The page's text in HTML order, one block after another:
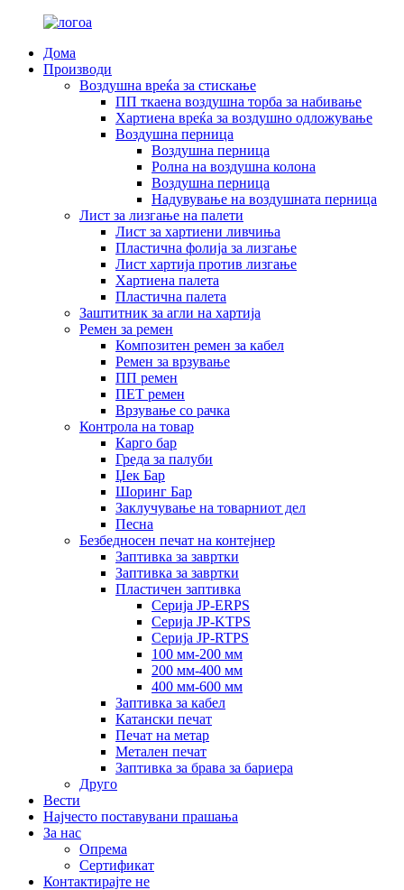
Дома
Производи
Воздушна вреќа за стискање
ПП ткаена воздушна торба за набивање
Хартиена вреќа за воздушно одложување
Воздушна перница
Воздушна перница
Ролна на воздушна колона
Воздушна перница
Надувување на воздушната перница
Лист за лизгање на палети
Лист за хартиени ливчиња
Пластична фолија за лизгање
Лист хартија против лизгање
Хартиена палета
Пластична палета
Заштитник за агли на хартија
Ремен за ремен
Композитен ремен за кабел
Ремен за врзување
ПП ремен
ПЕТ ремен
Врзување со рачка
Контрола на товар
Карго бар
Греда за палуби
Џек Бар
Шоринг Бар
Заклучување на товарниот дел
Песна
Безбедносен печат на контејнер
Заптивка за завртки
Заптивка за завртки
Пластичен заптивка
Серија JP-ERPS
Серија JP-KTPS
Серија JP-RTPS
100 мм-200 мм
200 мм-400 мм
400 мм-600 мм
Заптивка за кабел
Катански печат
Печат на метар
Метален печат
Заптивка за брава за бариера
Друго
Вести
Најчесто поставувани прашања
За нас
Опрема
Сертификат
Контактирајте не